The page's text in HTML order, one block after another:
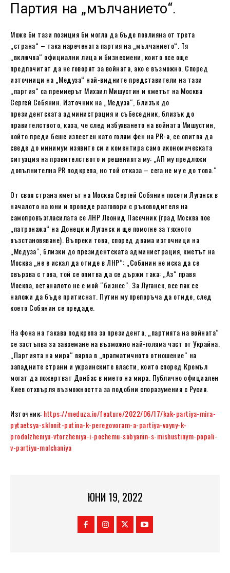
Партия на „мълчанието“.
Може би тази позиция би могла да бъде повлияна от трета
„страна“ – така наречената партия на „мълчанието“. Тя
„включва“ официални лица и бизнесмени, които все още
предпочитат да не говорят за войната, ако е възможно. Според
източници на „Медуза“ най-видните представители на тази
„партия“ са премиерът Михаил Мишустин и кметът на Москва
Сергей Собянин. Източник на „Медуза“, близък до
президентската администрация и събеседник, близък до
правителството, каза, че след избухването на войната Мишустин,
който преди беше известен като голям фен на PR-a, се опитва да
сведе до минимум изявите си и коментира само икономическата
ситуация на правителството и решенията му: „АП му предложи
допълнителна PR подкрепа, но той отказа – сега не му е до това.“
От своя страна кметът на Москва Сергей Собянин посети Луганск в
началото на юни и проведе разговори с ръководителя на
самопровъзгласилата се ЛНР Леонид Пасечник (град Москва пое
„патронажа“ на Донецк и Луганск и ще помогне за тяхното
възстановяване). Въпреки това, според двама източници на
„Медуза“, близки до президентската администрация, кметът на
Москва „не е искал да отиде в ЛНР“: „Собянин не иска да се
свързва с това, той се опитва да се държи така: „Аз“ правя
Москва, останалото не е мой “бизнес“. За Луганск, все пак се
наложи да бъде притиснат. Путин му препоръча да отиде, след
което Собянин се предаде.
На фона на такава подкрепа за президента, „партията на войната“
се застъпва за завземане на възможно най-голяма част от Украйна.
„Партията на мира“ вярва в „прагматичното отношение“ на
западните страни и украинските власти, които според Кремъл
могат да пожертват Донбас в името на мира. Публично официален
Киев отхвърля възможността за подобни споразумения с Русия.
Източник: https://meduza.io/feature/2022/06/17/kak-partiya-mira-
pytaetsya-sklonit-putina-k-peregovoram-a-partiya-voyny-k-
prodolzheniyu-vtorzheniya-i-pochemu-sobyanin-s-mishustinym-popali-
v-partiyu-molchaniya
ЮНИ 19, 2022